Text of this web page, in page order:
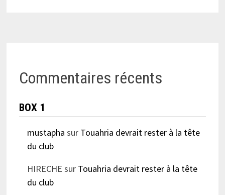
Commentaires récents
BOX 1
mustapha sur Touahria devrait rester à la tête
du club
HIRECHE sur Touahria devrait rester à la tête
du club